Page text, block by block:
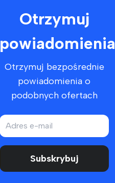
Otrzymuj
powiadomienia
Otrzymuj bezpośrednie
powiadomienia o
podobnych ofertach
Subskrybuj